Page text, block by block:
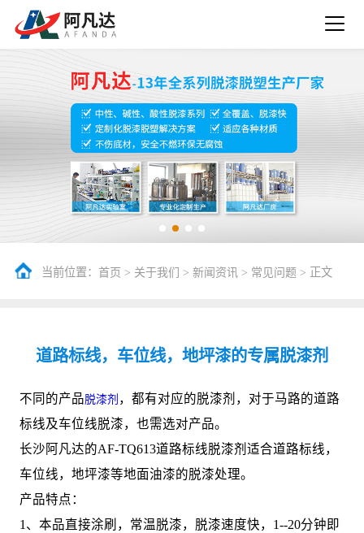
当前位置： 首页 > 关于我们 > 新闻资讯 > 常见问题> 正文
道路标线，车位线，地坪漆的专属脱漆剂
不同的产品脱漆剂 ，都有对应的脱漆剂，对于马路的道路
标线及车位线脱漆，也需选对产品。
长沙阿凡达的AF-TQ613道路标线脱漆剂适合道路标线，
车位线，地坪漆等地面油漆的脱漆处理。
产品特点：
1、本品直接涂刷，常温脱漆，脱漆速度快，1--20分钟即